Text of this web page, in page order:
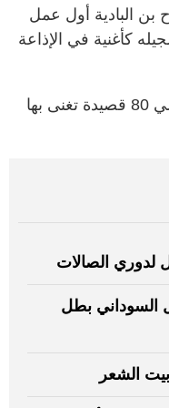
بها صلاح بن البادية أول عمل
كأغنية في الإذاعة
بلغ إنتاجه من القصائد الغنائية حوالي 80 قصيدة تغنى بها
لدوري الصالات
السوداني بطل